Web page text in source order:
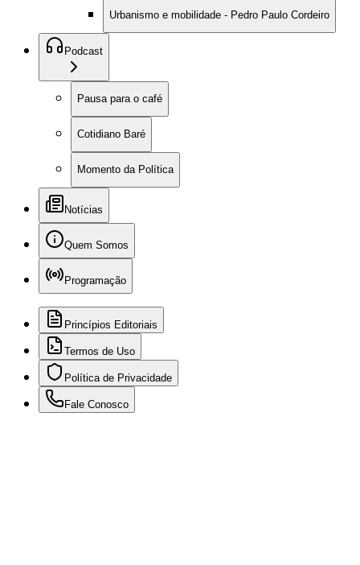
Urbanismo e mobilidade - Pedro Paulo Cordeiro
Podcast
Pausa para o café
Cotidiano Baré
Momento da Política
Notícias
Quem Somos
Programação
Princípios Editoriais
Termos de Uso
Política de Privacidade
Fale Conosco